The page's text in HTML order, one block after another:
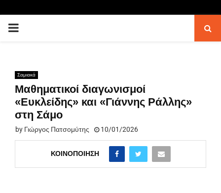
PRIMARY
Σαμιακά
Μαθηματικοί διαγωνισμοί
«Ευκλείδης» και «Γιάννης Ράλλης»
στη Σάμο
by Γιώργος Πατσομύτης 10/01/2026
ΚΟΙΝΟΠΟΊΗΣΗ